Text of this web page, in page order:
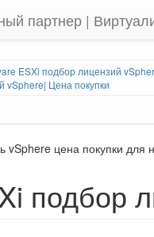
партнер |
ESXi подбор лицензий
vSphere| Цена покупки
vSphere цена покупки
подбор